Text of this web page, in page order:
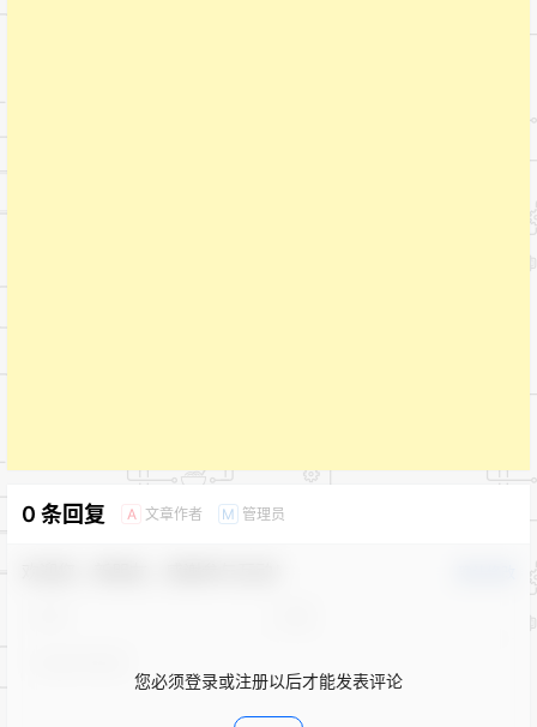
0 条回复 A 文章作者 M 管理员
您必须登录或注册以后才能发表评论